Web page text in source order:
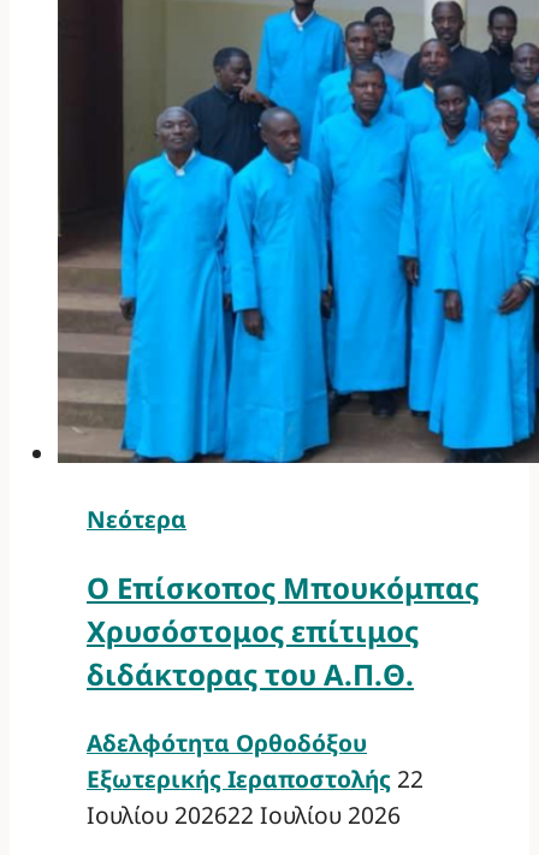
Νεότερα
Ο Επίσκοπος Μπουκόμπας
Χρυσόστομος επίτιμος
διδάκτορας του Α.Π.Θ.
Αδελφότητα Ορθοδόξου
Εξωτερικής Ιεραποστολής 22
Ιουλίου 202622 Ιουλίου 2026